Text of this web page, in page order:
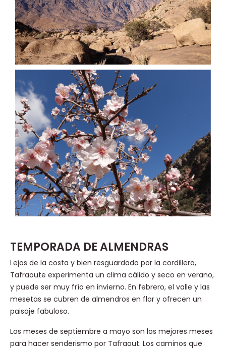
TEMPORADA DE ALMENDRAS
Lejos de la costa y bien resguardado por la cordillera,
Tafraoute experimenta un clima cálido y seco en verano,
y puede ser muy frío en invierno. En febrero, el valle y las
mesetas se cubren de almendros en flor y ofrecen un
paisaje fabuloso.
Los meses de septiembre a mayo son los mejores meses
para hacer senderismo por Tafraout. Los caminos que